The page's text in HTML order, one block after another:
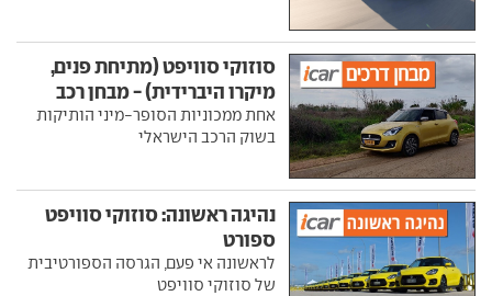
סוזוקי סוויפט (מתיחת פנים,
מיקרו היברידית) - מבחן רכב
אחת ממכוניות הסופר-מיני הותיקות
בשוק הרכב הישראלי
נהיגה ראשונה: סוזוקי סוויפט
ספורט
לראשונה אי פעם, הגרסה הספורטיבית
של סוזוקי סוויפט